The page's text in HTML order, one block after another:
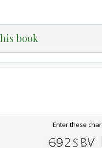
book
Enter these